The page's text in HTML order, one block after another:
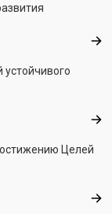
Целей